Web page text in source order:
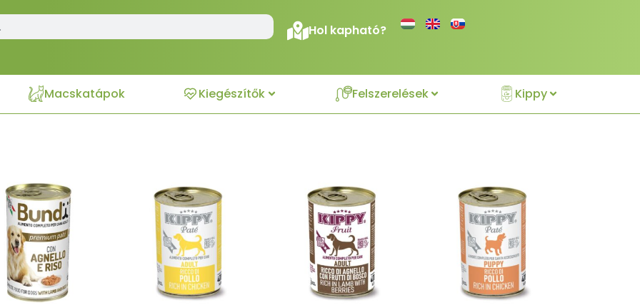
Hol kapható?
Macskatápok Kiegészítők Felszerelések Kippy